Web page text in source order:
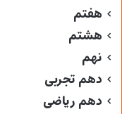
هفتم
هشتم
نهم
دهم تجربی
دهم ریاضی